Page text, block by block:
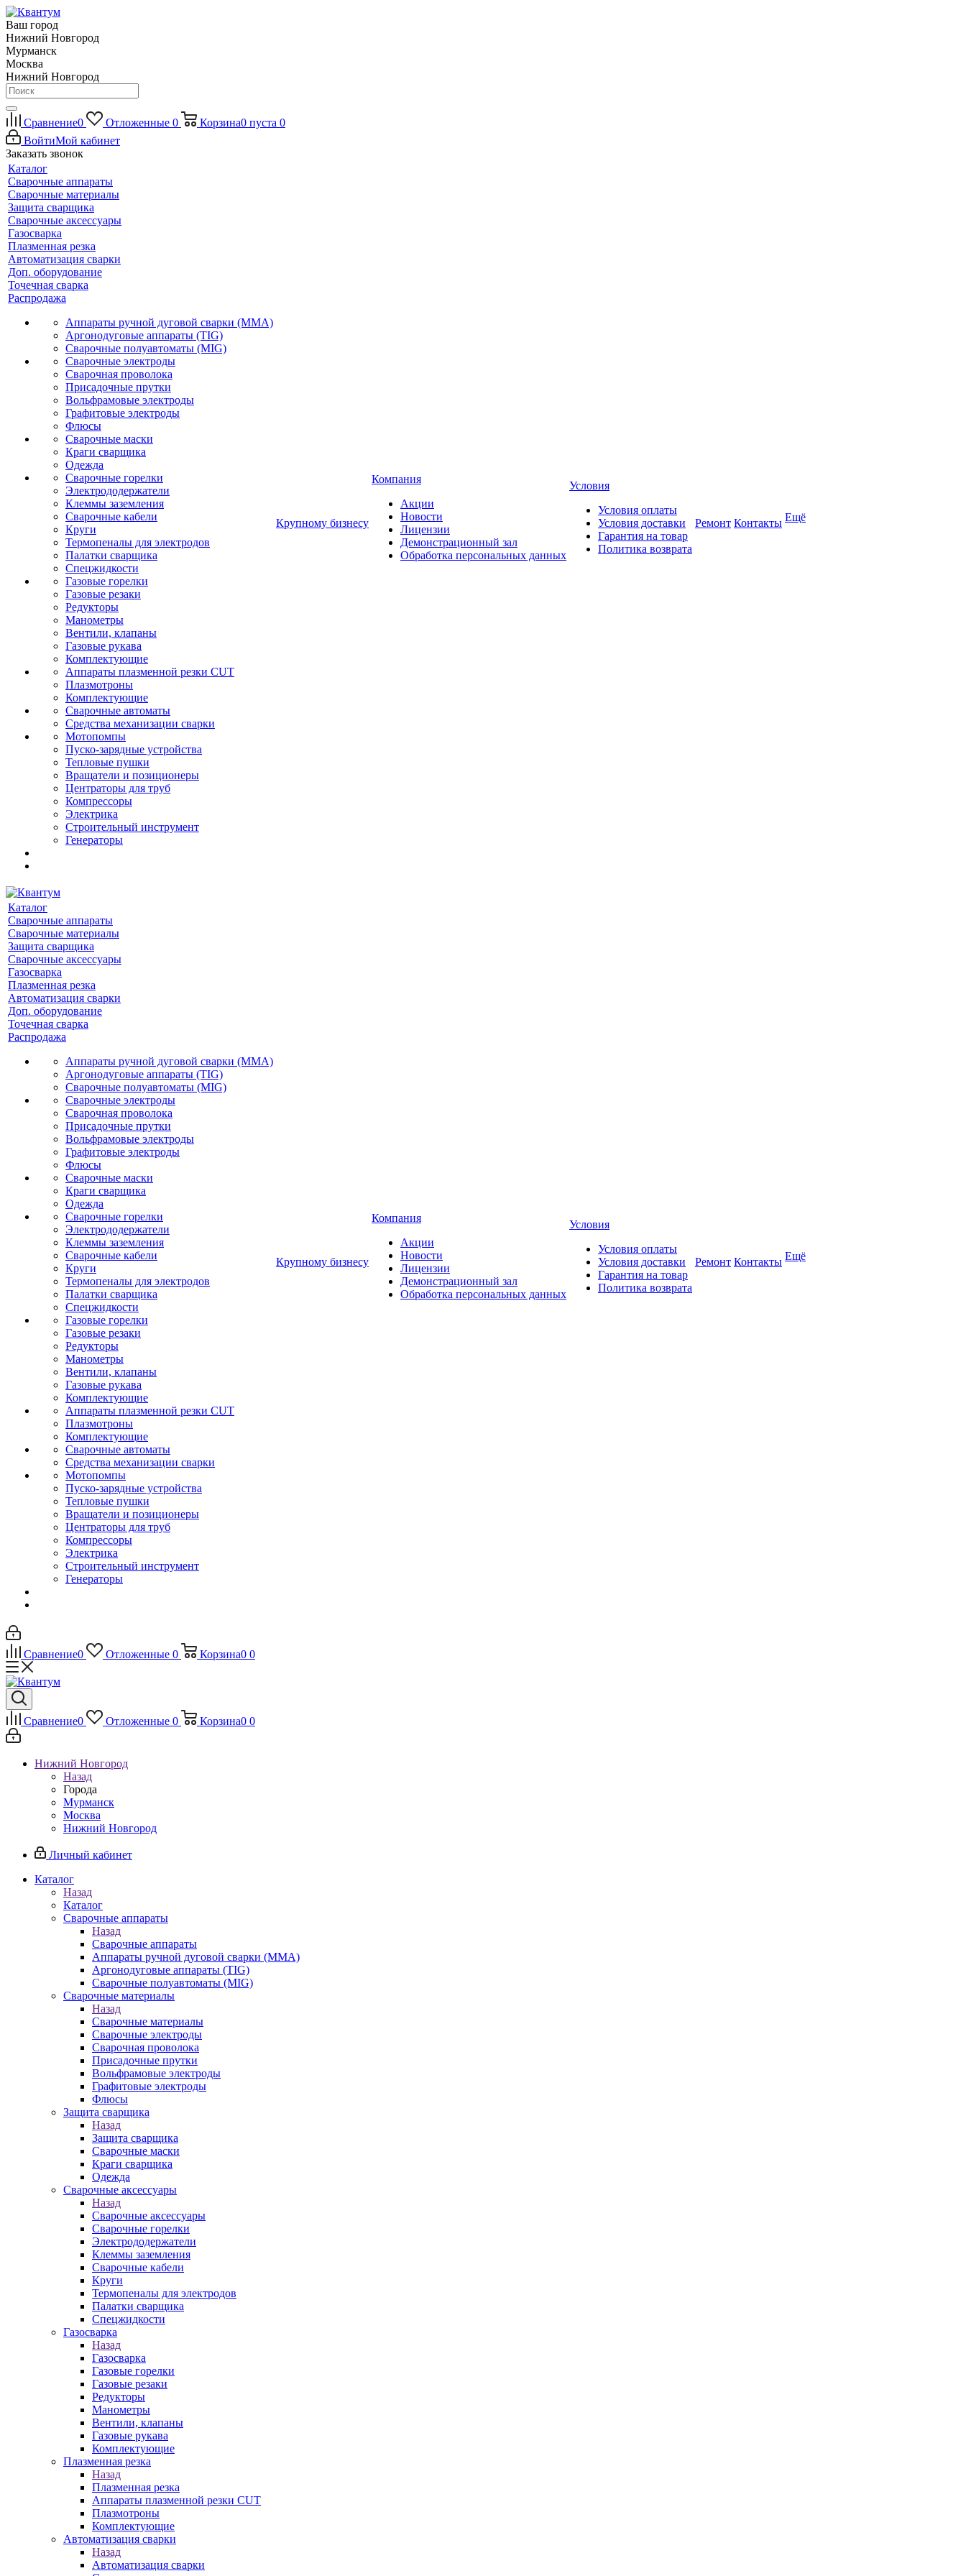
Ваш город
Нижний Новгород
Мурманск
Москва
Нижний Новгород
Сравнение0 Отложенные 0 Корзина0 пуста 0
ВойтиМой кабинет
Заказать звонок
Каталог
Сварочные аппараты
Сварочные материалы
Защита сварщика
Сварочные аксессуары
Газосварка
Плазменная резка
Автоматизация сварки
Доп. оборудование
Точечная сварка
Распродажа
Аппараты ручной дуговой сварки (MMA)
Аргонодуговые аппараты (TIG)
Сварочные полуавтоматы (MIG)
Сварочные электроды
Сварочная проволока
Присадочные прутки
Вольфрамовые электроды
Графитовые электроды
Флюсы
Сварочные маски
Краги сварщика
Одежда
Сварочные горелки
Электрододержатели
Клеммы заземления
Сварочные кабели
Круги
Термопеналы для электродов
Палатки сварщика
Спецжидкости
Газовые горелки
Газовые резаки
Редукторы
Манометры
Вентили, клапаны
Газовые рукава
Комплектующие
Аппараты плазменной резки CUT
Плазмотроны
Комплектующие
Сварочные автоматы
Средства механизации сварки
Мотопомпы
Пуско-зарядные устройства
Тепловые пушки
Вращатели и позиционеры
Центраторы для труб
Компрессоры
Электрика
Строительный инструмент
Генераторы
Крупному бизнесу
Компания
Акции
Новости
Лицензии
Демонстрационный зал
Обработка персональных данных
Условия
Условия оплаты
Условия доставки
Гарантия на товар
Политика возврата
Ремонт Контакты Ещё
Каталог
Сварочные аппараты
Сварочные материалы
Защита сварщика
Сварочные аксессуары
Газосварка
Плазменная резка
Автоматизация сварки
Доп. оборудование
Точечная сварка
Распродажа
Аппараты ручной дуговой сварки (MMA)
Аргонодуговые аппараты (TIG)
Сварочные полуавтоматы (MIG)
Сварочные электроды
Сварочная проволока
Присадочные прутки
Вольфрамовые электроды
Графитовые электроды
Флюсы
Сварочные маски
Краги сварщика
Одежда
Сварочные горелки
Электрододержатели
Клеммы заземления
Сварочные кабели
Круги
Термопеналы для электродов
Палатки сварщика
Спецжидкости
Газовые горелки
Газовые резаки
Редукторы
Манометры
Вентили, клапаны
Газовые рукава
Комплектующие
Аппараты плазменной резки CUT
Плазмотроны
Комплектующие
Сварочные автоматы
Средства механизации сварки
Мотопомпы
Пуско-зарядные устройства
Тепловые пушки
Вращатели и позиционеры
Центраторы для труб
Компрессоры
Электрика
Строительный инструмент
Генераторы
Крупному бизнесу
Компания
Акции
Новости
Лицензии
Демонстрационный зал
Обработка персональных данных
Условия
Условия оплаты
Условия доставки
Гарантия на товар
Политика возврата
Ремонт Контакты Ещё
Сравнение0 Отложенные 0 Корзина0 0
Сравнение0 Отложенные 0 Корзина0 0
Нижний Новгород
Назад
Города
Мурманск
Москва
Нижний Новгород
Личный кабинет
Каталог
Назад
Каталог
Сварочные аппараты
Назад
Сварочные аппараты
Аппараты ручной дуговой сварки (MMA)
Аргонодуговые аппараты (TIG)
Сварочные полуавтоматы (MIG)
Сварочные материалы
Назад
Сварочные материалы
Сварочные электроды
Сварочная проволока
Присадочные прутки
Вольфрамовые электроды
Графитовые электроды
Флюсы
Защита сварщика
Назад
Защита сварщика
Сварочные маски
Краги сварщика
Одежда
Сварочные аксессуары
Назад
Сварочные аксессуары
Сварочные горелки
Электрододержатели
Клеммы заземления
Сварочные кабели
Круги
Термопеналы для электродов
Палатки сварщика
Спецжидкости
Газосварка
Назад
Газосварка
Газовые горелки
Газовые резаки
Редукторы
Манометры
Вентили, клапаны
Газовые рукава
Комплектующие
Плазменная резка
Назад
Плазменная резка
Аппараты плазменной резки CUT
Плазмотроны
Комплектующие
Автоматизация сварки
Назад
Автоматизация сварки